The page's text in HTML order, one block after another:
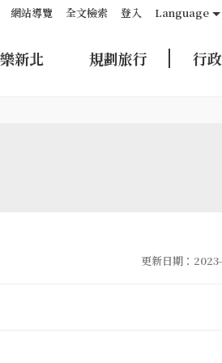
網站導覽 全文檢索 登入 Language
新北 規劃旅行 行
更新日期：